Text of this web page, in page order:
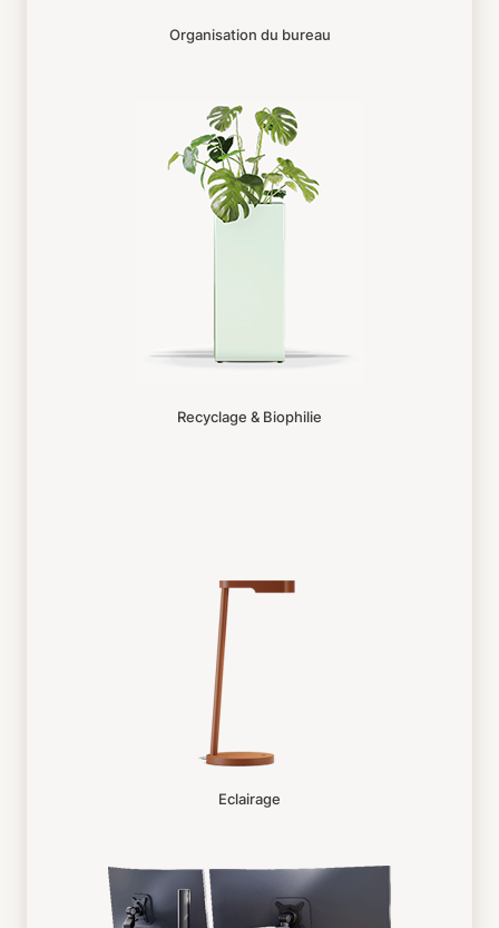
Organisation du bureau
Recyclage & Biophilie
Eclairage